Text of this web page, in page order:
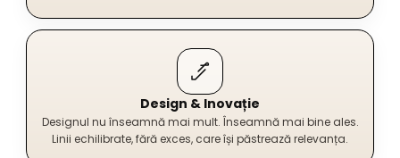
Design & Inovație
Designul nu înseamnă mai mult. Înseamnă mai bine ales.
Linii echilibrate, fără exces, care își păstrează relevanța.